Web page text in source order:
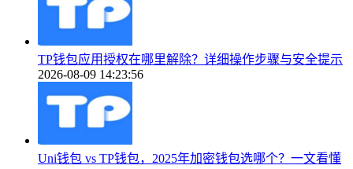
TP钱包应用授权在哪里解除？详细操作步骤与安全提示
2026-08-09 14:23:56
Uni钱包 vs TP钱包，2025年加密钱包选哪个？一文看懂